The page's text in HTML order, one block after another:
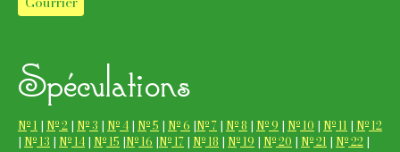
Spécula­tions
No 1 | No 2 | No 3 | No 4 | No 5 | No 6 |No 7 | No 8 | No 9 | No 10 | No 11 | No 12
| No 13 | No 14 | No 15 |No 16 |No 17 | No 18 | No 19 | No 20 | No 21 | No 22 |